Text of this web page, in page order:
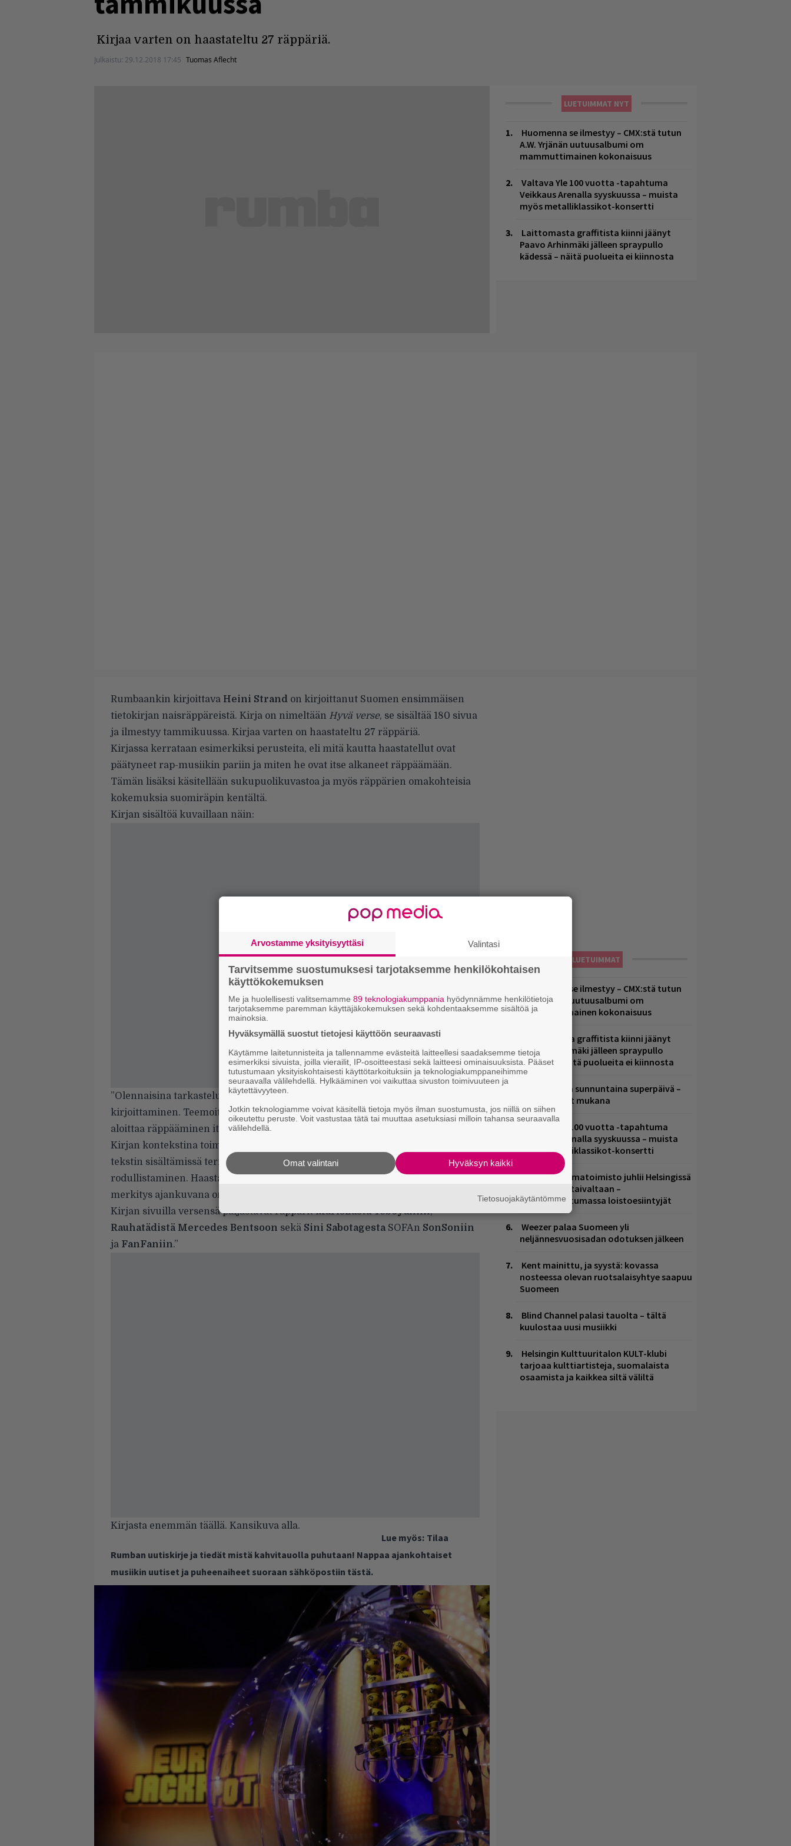
Kirjaa varten on haastateltu 27 räppäriä.
Julkaistu: 29.12.2018 17:45 Tuomas Aflecht
LUETUIMMAT NYT
Huomenna se ilmestyy – CMX:stä tutun
A.W. Yrjänän uutuusalbumi om
mammuttimainen kokonaisuus
Valtava Yle 100 vuotta -tapahtuma
Veikkaus Arenalla syyskuussa – muista
myös metalliklassikot-konsertti
Laittomasta graffitista kiinni jäänyt
Paavo Arhinmäki jälleen spraypullo
kädessä – näitä puolueita ei kiinnosta
Rumbaankin kirjoittava Heini Strand on kirjoittanut Suomen ensimmäisen
tietokirjan naisräppäreistä. Kirja on nimeltään Hyvä verse, se sisältää 180 sivua
ja ilmestyy tammikuussa. Kirjaa varten on haastateltu 27 räppäriä.
Kirjassa kerrataan esimerkiksi perusteita, eli mitä kautta haastatellut ovat
päätyneet rap-musiikin pariin ja miten he ovat itse alkaneet räppäämään.
Tämän lisäksi käsitellään sukupuolikuvastoa ja myös räppärien omakohteisia
kokemuksia suomiräpin kentältä.
Kirjan sisältöä kuvaillaan näin:
”Olennaisina tarkastelun kohteina ovat myös itse räppääminen ja riimien
kirjoittaminen. Teemoittain jaoteltujen lukujen myötä sivuille piirtyvät ohjeet
aloittaa räppääminen itse.
Kirjan kontekstina toimii 2010-luvun lopun Suomi, mikä näkyy sellaisissa
tekstin sisältämissä termeissä, kuten manspleinaaminen, naisoletettu ja
rodullistaminen. Haastateltavat puhuvat nykyhetkestä käsin, joten kirjan
merkitys ajankuvana on tärkeä.
Kirjan sivuilla versensä paljastavat räppäritMariskasta Yeboyahiin,
Rauhatädistä Mercedes Bentsoon sekä Sini SabotagestaSOFAn SonSoniin
ja FanFaniin.”
Kirjasta enemmän täällä. Kansikuva alla.
Lue myös: Tilaa
Rumban uutiskirje ja tiedät mistä kahvitauolla puhutaan! Nappaa ajankohtaiset
musiikin uutiset ja puheenaiheet suoraan sähköpostiin tästä.
LUETUIMMAT
Huomenna se ilmestyy – CMX:stä tutun
A.W. Yrjänän uutuusalbumi om
mammuttimainen kokonaisuus
Laittomasta graffitista kiinni jäänyt
Paavo Arhinmäki jälleen spraypullo
kädessä – näitä puolueita ei kiinnosta
Tampereella sunnuntaina superpäivä –
nämä artistit mukana
Valtava Yle 100 vuotta -tapahtuma
Veikkaus Arenalla syyskuussa – muista
myös metalliklassikot-konsertti
Mainio ohjelmatoimisto juhlii Helsingissä
10-vuotista taivaltaan –
ilmaistapahtumassa loistoesiintyjät
Weezer palaa Suomeen yli
neljännesvuosisadan odotuksen jälkeen
Kent mainittu, ja syystä: kovassa
nosteessa olevan ruotsalaisyhtye saapuu
Suomeen
Blind Channel palasi tauolta – tältä
kuulostaa uusi musiikki
Helsingin Kulttuuritalon KULT-klubi
tarjoaa kulttiartisteja, suomalaista
osaamista ja kaikkea siltä väliltä
Arvostamme yksityisyyttäsi Valintasi
Tarvitsemme suostumuksesi tarjotaksemme henkilökohtaisen
käyttökokemuksen
Me ja huolellisesti valitsemamme 89 teknologiakumppania hyödynnämme henkilötietoja
tarjotaksemme paremman käyttäjäkokemuksen sekä kohdentaaksemme sisältöä ja
mainoksia.
Hyväksymällä suostut tietojesi käyttöön seuraavasti
Käytämme laitetunnisteita ja tallennamme evästeitä laitteellesi saadaksemme tietoja
esimerkiksi sivuista, joilla vierailit, IP-osoitteestasi sekä laitteesi ominaisuuksista. Pääset
tutustumaan yksityiskohtaisesti käyttötarkoituksiin ja teknologiakumppaneihimme
seuraavalla välilehdellä. Hylkääminen voi vaikuttaa sivuston toimivuuteen ja
käytettävyyteen.
Jotkin teknologiamme voivat käsitellä tietoja myös ilman suostumusta, jos niillä on siihen
oikeutettu peruste. Voit vastustaa tätä tai muuttaa asetuksiasi milloin tahansa seuraavalla
välilehdellä.
Hyväksyn kaikki
Omat valintani
Tietosuojakäytäntömme